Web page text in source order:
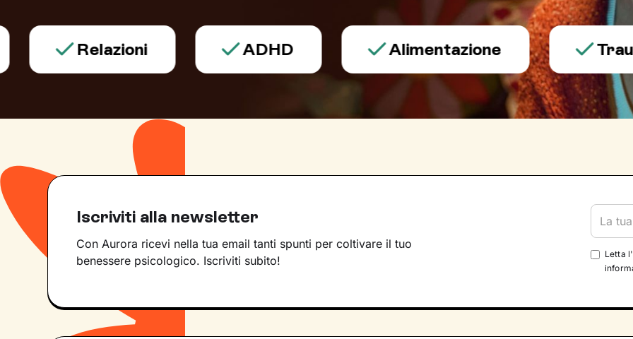
Relazioni ADHD Alimentazione Trauma
Iscriviti alla newsletter
Con Aurora ricevi nella tua email tanti spunti per coltivare il tuo
benessere psicologico. Iscriviti subito!
Letta l'